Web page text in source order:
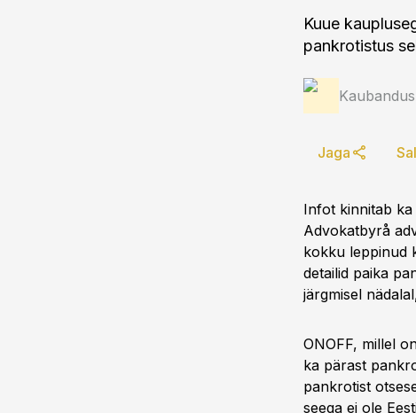
Kuue
pankrotistus
Jaga
Infot kinnitab ka
Advokatbyrå
kokku leppinud
detailid paika
järgmisel
ONOFF, millel
ka pärast
pankrotist
seega ei ole